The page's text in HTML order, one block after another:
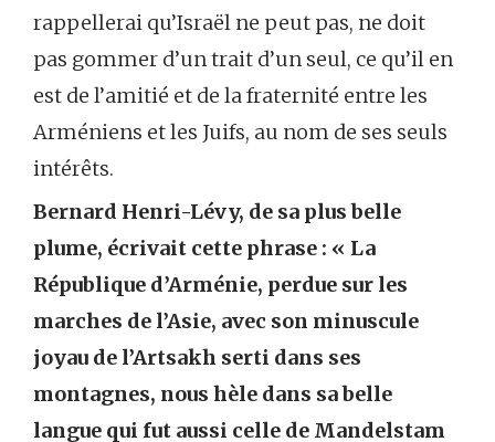
rappellerai qu’Israël ne peut pas, ne doit
pas gommer d’un trait d’un seul, ce qu’il en
est de l’amitié et de la fraternité entre les
Arméniens et les Juifs, au nom de ses seuls
intérêts.
Bernard Henri-Lévy, de sa plus belle
plume, écrivait cette phrase : « La
République d’Arménie, perdue sur les
marches de l’Asie, avec son minuscule
joyau de l’Artsakh serti dans ses
montagnes, nous hèle dans sa belle
langue qui fut aussi celle de Mandelstam